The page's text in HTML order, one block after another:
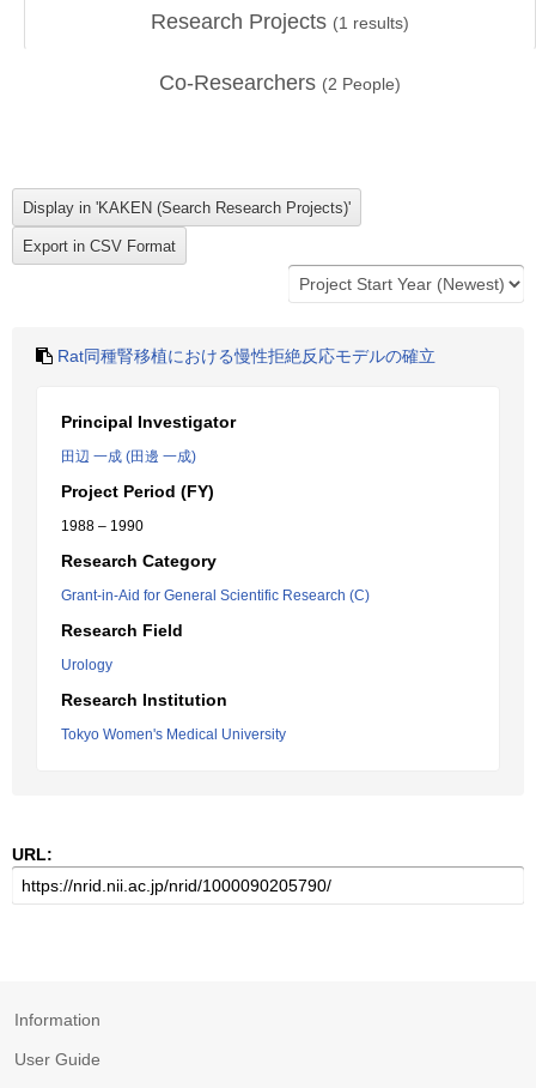
Research Projects (1 results)
Co-Researchers (2 People)
Rat同種腎移植における慢性拒絶反応モデルの確立
Principal Investigator
田辺 一成 (田邊 一成)
Project Period (FY)
1988 – 1990
Research Category
Grant-in-Aid for General Scientific Research (C)
Research Field
Urology
Research Institution
Tokyo Women's Medical University
URL:
Information
User Guide